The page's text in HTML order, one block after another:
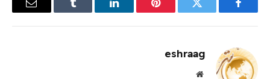
فيسبوك تويتر بينتيريستلينكدإن Tumblr
البريد
eshraag
موقع